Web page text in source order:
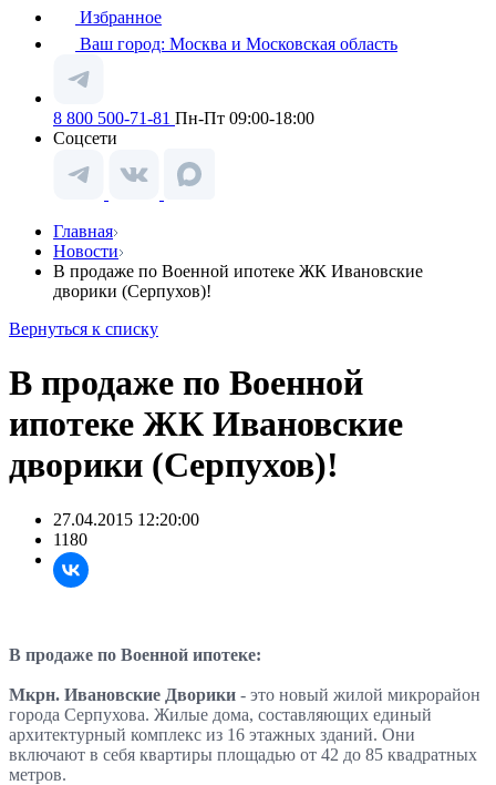
Избранное
Ваш город: Москва и Московская область
8 800 500-71-81 Пн-Пт 09:00-18:00
Соцсети
Главная
Новости
В продаже по Военной ипотеке ЖК Ивановские
дворики (Серпухов)!
Вернуться к списку
В продаже по Военной
ипотеке ЖК Ивановские
дворики (Серпухов)!
27.04.2015 12:20:00
1180
В продаже по Военной ипотеке:
Мкрн. Ивановские Дворики - это новый жилой микрорайон
города Серпухова. Жилые дома, составляющих единый
архитектурный комплекс из 16 этажных зданий. Они
включают в себя квартиры площадью от 42 до 85 квадратных
метров.